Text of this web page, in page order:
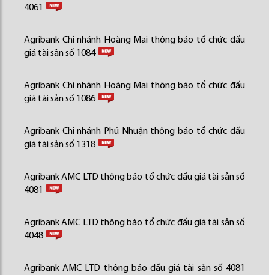
4061
Agribank Chi nhánh Hoàng Mai thông báo tổ chức đấu
giá tài sản số 1084
Agribank Chi nhánh Hoàng Mai thông báo tổ chức đấu
giá tài sản số 1086
Agribank Chi nhánh Phú Nhuận thông báo tổ chức đấu
giá tài sản số 1318
Agribank AMC LTD thông báo tổ chức đấu giá tài sản số
4081
Agribank AMC LTD thông báo tổ chức đấu giá tài sản số
4048
Agribank AMC LTD thông báo đấu giá tài sản số 4081